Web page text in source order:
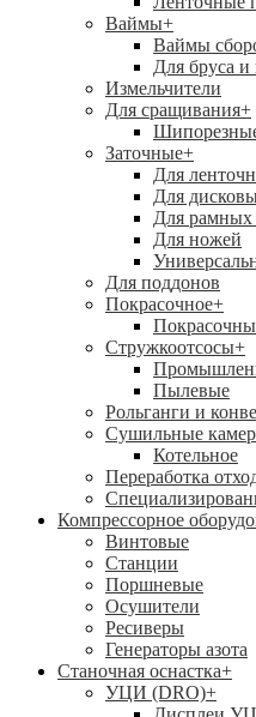
Ваймы+
Ваймы
Для бруса и
Измельчители
Для сращивания+
Заточные+
Для
Для
Для
Для ножей
Для поддонов
Покрасочное+
Стружкоотсосы+
Пылевые
Рольганги и
Сушильные
Котельное
Переработка
Компрессорное
Винтовые
Станции
Поршневые
Осушители
Ресиверы
Генераторы азота
Станочная оснастка+
УЦИ (DRO)+